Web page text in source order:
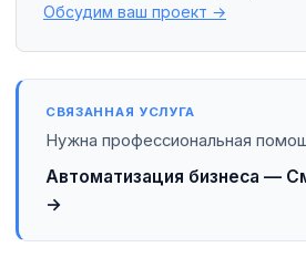
Обсудим ваш проект →
СВЯЗАННАЯ УСЛУГА
Нужна профессиональная
Автоматизация бизнеса —
→